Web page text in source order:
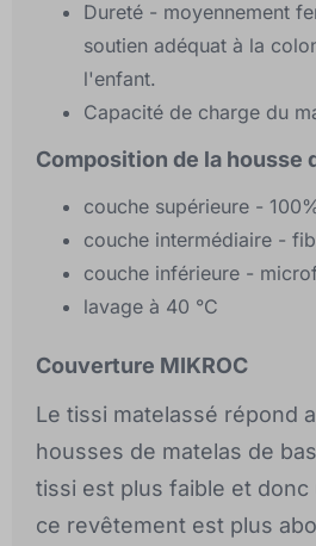
Dureté - moyennement
soutien adéquat à la
l'enfant.
Capacité de charge du
Composition de la housse
couche supérieure -
couche intermédiaire -
couche inférieure -
lavage à 40 °C
Couverture MIKROC
Le tissi matelassé répond
housses de matelas de
tissi est plus faible et donc
ce revêtement est plus